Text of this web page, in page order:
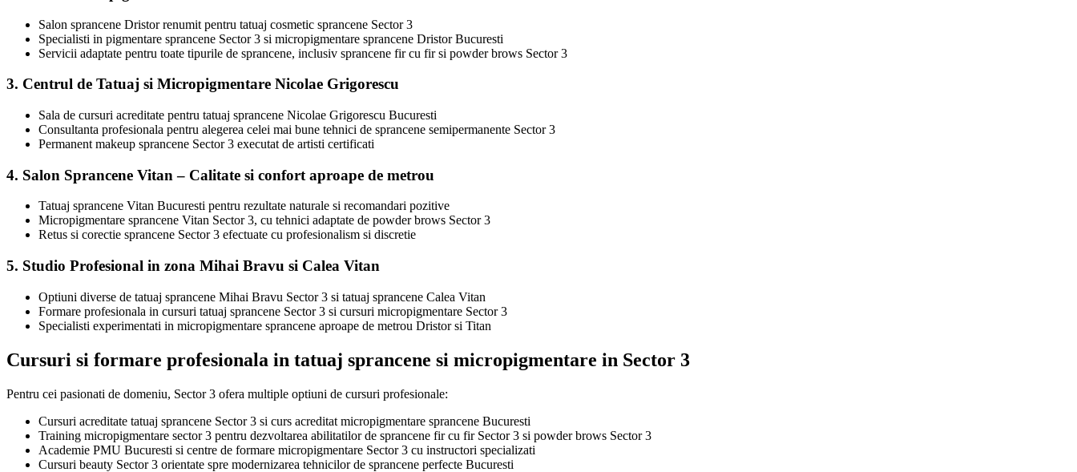
Salon sprancene Dristor renumit pentru tatuaj cosmetic sprancene Sector 3
Specialisti in pigmentare sprancene Sector 3 si micropigmentare sprancene Dristor Bucuresti
Servicii adaptate pentru toate tipurile de sprancene, inclusiv sprancene fir cu fir si powder brows Sector 3
3. Centrul de Tatuaj si Micropigmentare Nicolae Grigorescu
Sala de cursuri acreditate pentru tatuaj sprancene Nicolae Grigorescu Bucuresti
Consultanta profesionala pentru alegerea celei mai bune tehnici de sprancene semipermanente Sector 3
Permanent makeup sprancene Sector 3 executat de artisti certificati
4. Salon Sprancene Vitan – Calitate si confort aproape de metrou
Tatuaj sprancene Vitan Bucuresti pentru rezultate naturale si recomandari pozitive
Micropigmentare sprancene Vitan Sector 3, cu tehnici adaptate de powder brows Sector 3
Retus si corectie sprancene Sector 3 efectuate cu profesionalism si discretie
5. Studio Profesional in zona Mihai Bravu si Calea Vitan
Optiuni diverse de tatuaj sprancene Mihai Bravu Sector 3 si tatuaj sprancene Calea Vitan
Formare profesionala in cursuri tatuaj sprancene Sector 3 si cursuri micropigmentare Sector 3
Specialisti experimentati in micropigmentare sprancene aproape de metrou Dristor si Titan
Cursuri si formare profesionala in tatuaj sprancene si micropigmentare in Sector 3
Pentru cei pasionati de domeniu, Sector 3 ofera multiple optiuni de cursuri profesionale:
Cursuri acreditate tatuaj sprancene Sector 3 si curs acreditat micropigmentare sprancene Bucuresti
Training micropigmentare sector 3 pentru dezvoltarea abilitatilor de sprancene fir cu fir Sector 3 si powder brows Sector 3
Academie PMU Bucuresti si centre de formare micropigmentare Sector 3 cu instructori specializati
Cursuri beauty Sector 3 orientate spre modernizarea tehnicilor de sprancene perfecte Bucuresti